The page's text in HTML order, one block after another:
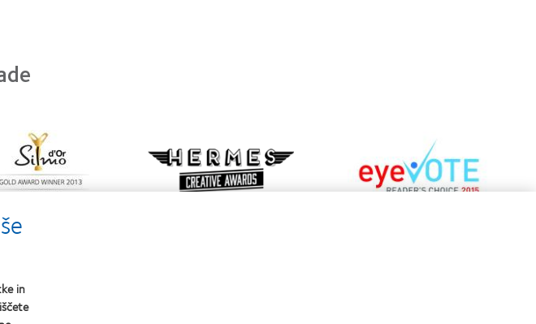
more
about
Silmo
Learn
more
Hermes
about
EyeVote
Readers’
in